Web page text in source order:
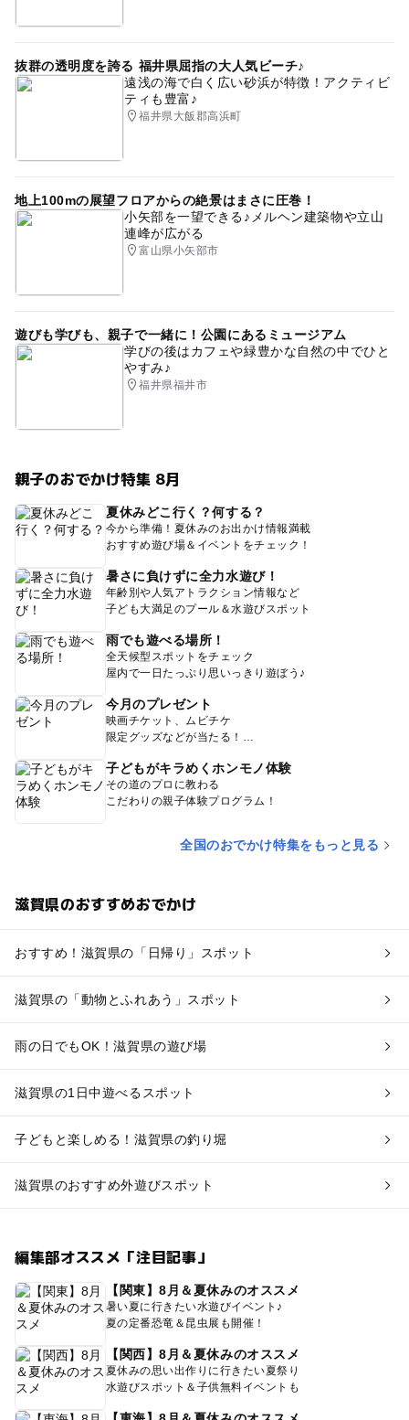
抜群の透明度を誇る 福井県屈指の大人気ビーチ♪
遠浅の海で白く広い砂浜が特徴！アクティビ
ティも豊富♪
福井県大飯郡高浜町
地上100mの展望フロアからの絶景はまさに圧巻！
小矢部を一望できる♪メルヘン建築物や立山
連峰が広がる
富山県小矢部市
遊びも学びも、親子で一緒に！公園にあるミュージアム
学びの後はカフェや緑豊かな自然の中でひと
やすみ♪
福井県福井市
親子のおでかけ特集 8月
夏休みどこ行く？何する？
今から準備！夏休みのお出かけ情報満載
おすすめ遊び場＆イベントをチェック！
暑さに負けずに全力水遊び！
年齢別や人気アトラクション情報など
子ども大満足のプール＆水遊びスポット
雨でも遊べる場所！
全天候型スポットをチェック
屋内で一日たっぷり思いっきり遊ぼう♪
今月のプレゼント
映画チケット、ムビチケ
限定グッズなどが当たる！
子どもがキラめくホンモノ体験
その道のプロに教わる
こだわりの親子体験プログラム！
全国のおでかけ特集をもっと見る
滋賀県のおすすめおでかけ
おすすめ！滋賀県の「日帰り」スポット
滋賀県の「動物とふれあう」スポット
雨の日でもOK！滋賀県の遊び場
滋賀県の1日中遊べるスポット
子どもと楽しめる！滋賀県の釣り堀
滋賀県のおすすめ外遊びスポット
編集部オススメ「注目記事」
【関東】8月＆夏休みのオススメ
暑い夏に行きたい水遊びイベント♪
夏の定番恐竜＆昆虫展も開催！
【関西】8月＆夏休みのオススメ
夏休みの思い出作りに行きたい夏祭り
水遊びスポット＆子供無料イベントも